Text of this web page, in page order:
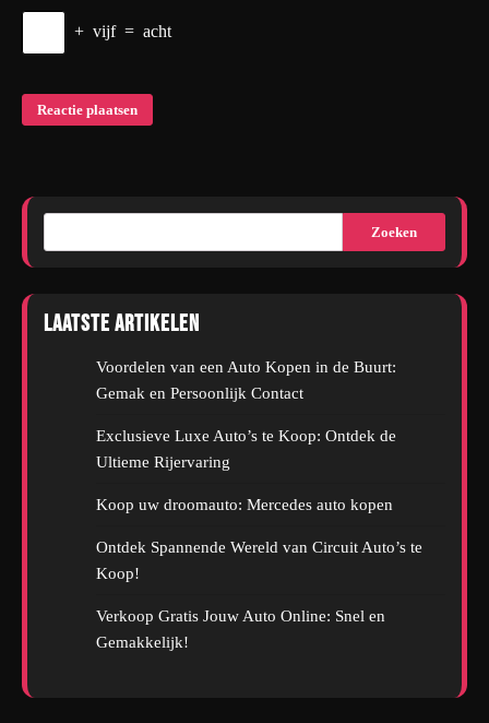
+ vijf = acht
Zoeken
Laatste artikelen
Voordelen van een Auto Kopen in de Buurt:
Gemak en Persoonlijk Contact
Exclusieve Luxe Auto’s te Koop: Ontdek de
Ultieme Rijervaring
Koop uw droomauto: Mercedes auto kopen
Ontdek Spannende Wereld van Circuit Auto’s te
Koop!
Verkoop Gratis Jouw Auto Online: Snel en
Gemakkelijk!